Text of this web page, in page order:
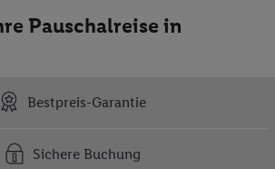
Pauschalreise in
Bestpreis-Garantie
Sichere Buchung